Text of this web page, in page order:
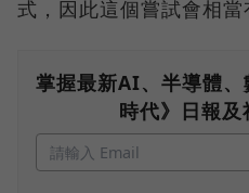
式，因此這個嘗試會相當
掌握最新AI、半導體
時代》日報